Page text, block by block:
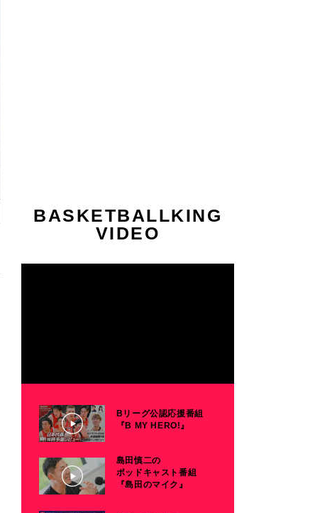
BASKETBALLKING
VIDEO
Bリーグ公認応援番組
『B MY HERO!』
島田慎二の
ポッドキャスト番組
『島田のマイク』